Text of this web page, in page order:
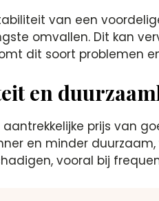
van een
omvallen. Dit kan
dit soort problemen
en
prijs van
en minder
vooral bij